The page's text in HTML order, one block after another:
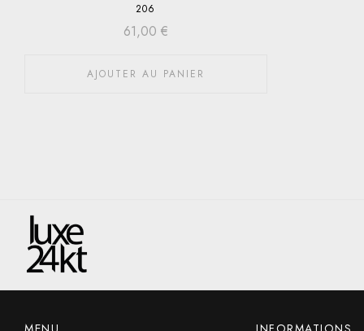
206
61,00 €
AJOUTER AU PANIER